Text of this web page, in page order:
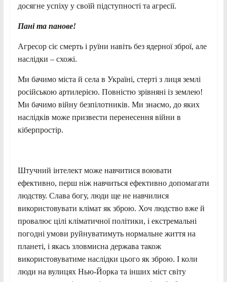
досягне успіху у своїй підступності та агресії.
Пані та панове!
Агресор сіє смерть і руїни навіть без ядерної зброї, але
наслідки – схожі.
Ми бачимо міста й села в Україні, стерті з лиця землі
російською артилерією. Повністю зрівняні із землею!
Ми бачимо війну безпілотників. Ми знаємо, до яких
наслідків може призвести перенесення війни в
кіберпростір.
Штучний інтелект може навчитися воювати
ефективно, перш ніж навчиться ефективно допомагати
людству. Слава богу, люди ще не навчилися
використовувати клімат як зброю. Хоч людство вже й
провалює цілі кліматичної політики, і екстремальні
погодні умови руйнуватимуть нормальне життя на
планеті, і якась зловмисна держава також
використовуватиме наслідки цього як зброю. І коли
люди на вулицях Нью-Йорка та інших міст світу